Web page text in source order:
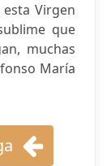
Virgen
que
muchas
María